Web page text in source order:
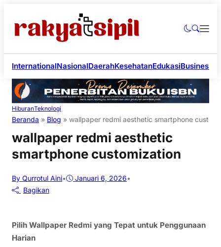
InternationalNasionalDaerahKesehatanEdukasiBusiness
HiburanTeknologi
Beranda » Blog » wallpaper redmi aesthetic smartphone
wallpaper redmi aesthetic
smartphone customization
By Qurrotul Aini• Januari 6, 2026•
Bagikan
Pilih Wallpaper Redmi yang Tepat untuk Penggunaan
Harian